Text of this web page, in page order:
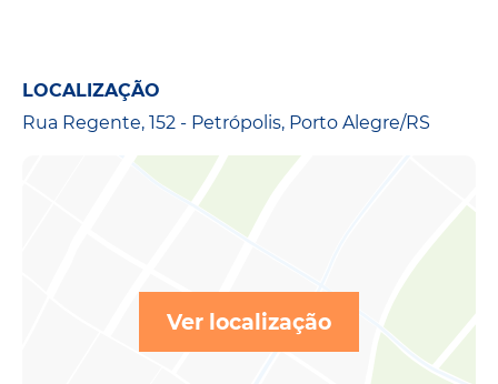
LOCALIZAÇÃO
Rua Regente, 152 - Petrópolis, Porto Alegre/RS
Ver localização